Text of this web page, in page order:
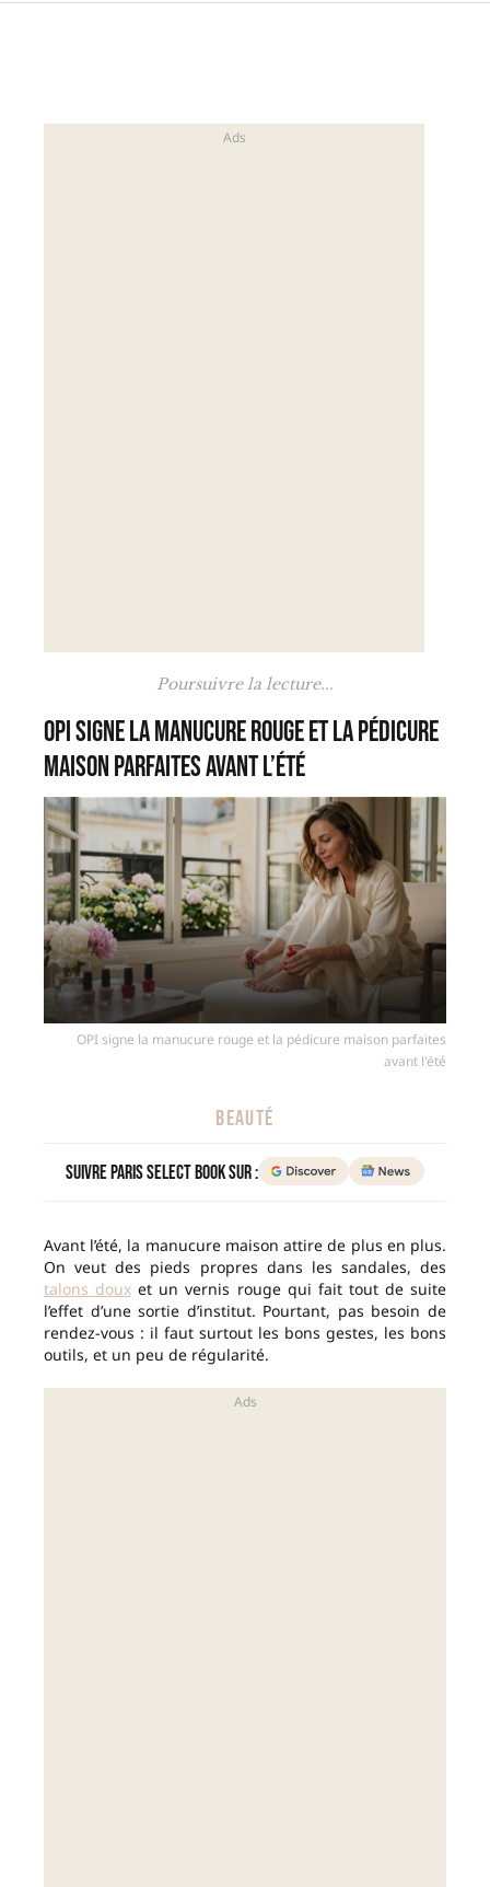
Poursuivre la lecture...
OPI signe la manucure rouge et la pédicure
maison parfaites avant l’été
OPI signe la manucure rouge et la pédicure maison parfaites
avant l'été
BEAUTÉ
Suivre Paris Select Book sur :
Avant l’été, la manucure maison attire de plus en plus.
On veut des pieds propres dans les sandales, des
talons doux et un vernis rouge qui fait tout de suite
l’effet d’une sortie d’institut. Pourtant, pas besoin de
rendez-vous : il faut surtout les bons gestes, les bons
outils, et un peu de régularité.